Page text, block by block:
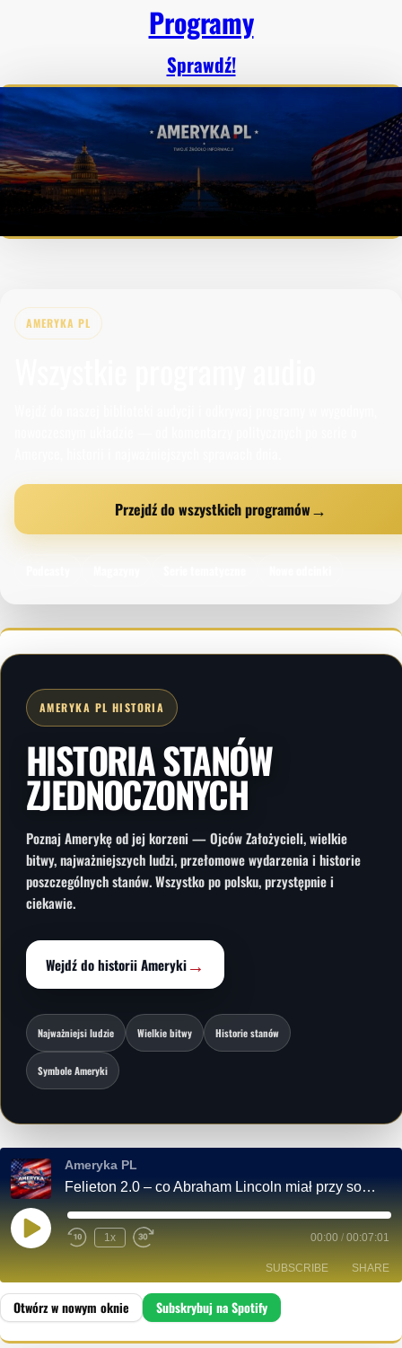
16
5
Programy
Sprawdź!
AMERYKA PL
Przejdź do wszystkich programów→
AMERYKA PL HISTORIA
HISTORIA STANÓW
ZJEDNOCZONYCH
Poznaj Amerykę od jej korzeni — Ojców Założycieli, wielkie
bitwy, najważniejszych ludzi, przełomowe wydarzenia i historie
poszczególnych stanów. Wszystko po polsku, przystępnie i
ciekawie.
Wejdź do historii Ameryki→
Najważniejsi ludzie Wielkie bitwy Historie stanów
Symbole Ameryki
Ameryka PL
Felieton 2.0 – co Abraham Lincoln miał przy sobie gdy został zastrzelony
P
L
P
I
O
1x 00:00 / 00:07:01
SUBSCRIBE SHARE
Spotify
SHARE